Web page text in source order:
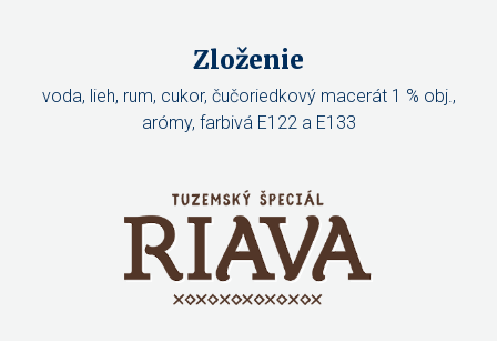
Zloženie
voda, lieh, rum, cukor, čučoriedkový macerát 1 % obj.,
arómy, farbivá E122 a E133